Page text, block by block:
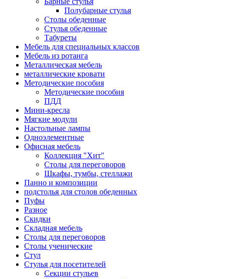
Полубарные стулья
Столы обеденные
Стулья обеденные
Табуреты
Мебель для специальных классов
Мебель из ротанга
Металлическая мебель
металлические кровати
Методические пособия
Методические пособия
ПДД
Мини-кресла
Мягкие модули
Настольные лампы
Одноэлементные
Офисная мебель
Коллекция "Хит"
Столы для переговоров
Шкафы, тумбы, стеллажи
Панно и композиции
подстолья для столов обеденных
Пуфы
Разное
Скидки
Складная мебель
Столы для переговоров
Столы ученические
Стул
Стулья для посетителей
Секции стульев